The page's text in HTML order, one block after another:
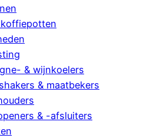
& wijnkoelers
& maatbekers
& -afsluiters